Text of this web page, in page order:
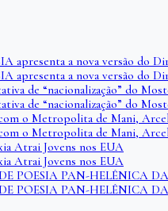
apresenta a nova versão do
apresenta a nova versão do
de “nacionalização” do
de “nacionalização” do
o Metropolita de Mani,
o Metropolita de Mani,
Atrai Jovens nos EUA
Atrai Jovens nos EUA
POESIA PAN-HELÊNICA
POESIA PAN-HELÊNICA